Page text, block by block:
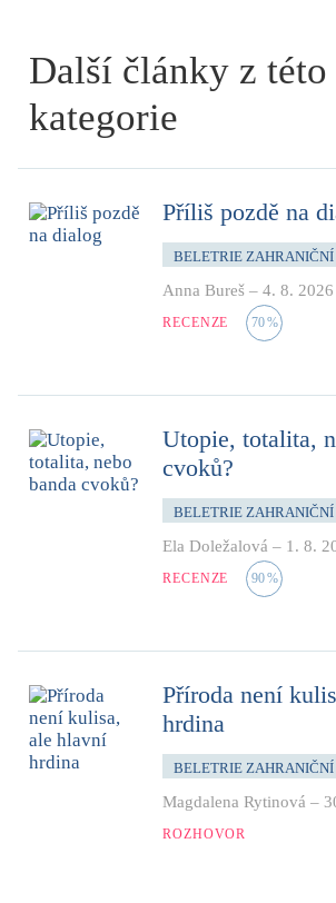
Další články z této
kategorie
Příliš pozdě na
BELETRIE ZAHRANIČNÍ
Anna Bureš – 4. 8. 2026
RECENZE 70%
Utopie, totalita,
cvoků?
BELETRIE ZAHRANIČNÍ
Ela Doležalová – 1. 8.
RECENZE 90%
Příroda není
hrdina
BELETRIE ZAHRANIČNÍ
Magdalena Rytinová –
ROZHOVOR